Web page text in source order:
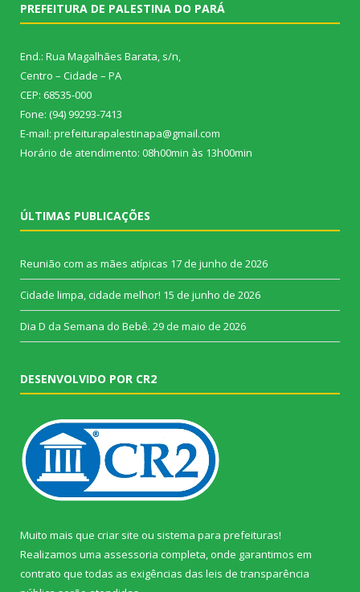
PREFEITURA DE PALESTINA DO PARÁ
End.: Rua Magalhães Barata, s/n,
Centro – Cidade – PA
CEP: 68535-000
Fone: (94) 99293-7413
E-mail: prefeiturapalestinapa@gmail.com
Horário de atendimento: 08h00min às 13h00min
ÚLTIMAS PUBLICAÇÕES
Reunião com as mães atípicas 17 de junho de 2026
Cidade limpa, cidade melhor! 15 de junho de 2026
Dia D da Semana do Bebê. 29 de maio de 2026
DESENVOLVIDO POR CR2
Muito mais que criar site ou sistema para prefeituras!
Realizamos uma assessoria completa, onde garantimos em
contrato que todas as exigências das leis de transparência